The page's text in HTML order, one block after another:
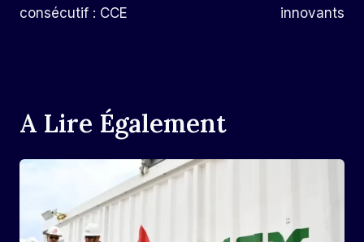
consécutif : CCE
innovants
A Lire Également